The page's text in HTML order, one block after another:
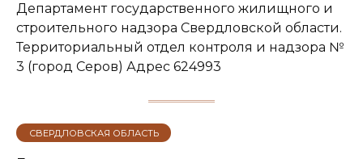
Департамент государственного жилищного и
строительного надзора Свердловской области.
Территориальный отдел контроля и надзора №
3 (город Серов) Адрес 624993
СВЕРДЛОВСКАЯ ОБЛАСТЬ